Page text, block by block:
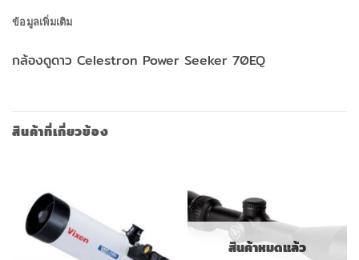
ข้อมูลเพิ่มเติม
กล้องดูดาว Celestron Power Seeker 70EQ
สินค้าที่เกี่ยวข้อง
สินค้าหมดแล้ว